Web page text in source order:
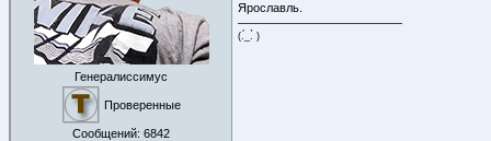
Генералиссимус
Проверенные
Сообщений: 6842
Ярославль.
(.́_.̀ )